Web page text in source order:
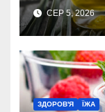
СЕР 5, 2026
ЗДОРОВ'Я ЇЖА